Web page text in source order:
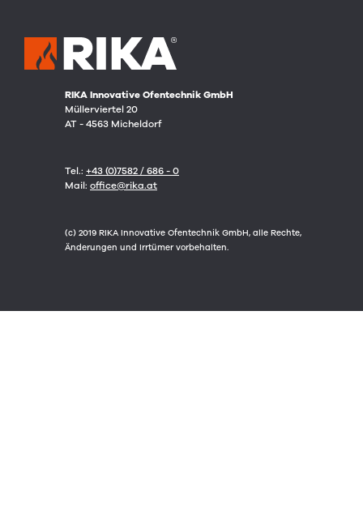
RIKA Innovative Ofentechnik GmbH
Müllerviertel 20
AT - 4563 Micheldorf
Tel.: +43 (0)7582 / 686 - 0
Mail: office@rika.at
(c) 2019 RIKA Innovative Ofentechnik GmbH, alle Rechte,
Änderungen und Irrtümer vorbehalten.